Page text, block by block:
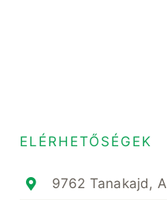
ELÉRHETŐSÉGEK
9762 Tanakajd,